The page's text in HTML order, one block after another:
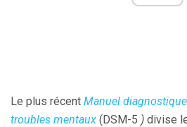
Le plus récent Manuel
troubles mentaux (DSM-5 ) divise